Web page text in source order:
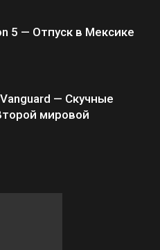
5 — Отпуск в Мексике
— Скучные
мировой